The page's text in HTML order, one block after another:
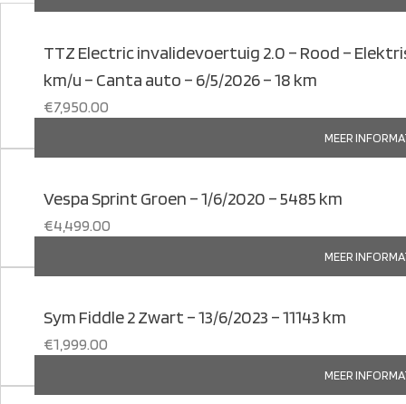
TTZ Electric invalidevoertuig 2.0 – Rood –
km/u – Canta auto – 6/5/2026 – 18 km
€7,950.00
MEER
Vespa Sprint Groen – 1/6/2020 – 5485 km
€4,499.00
MEER
Sym Fiddle 2 Zwart – 13/6/2023 – 11143 km
€1,999.00
MEER